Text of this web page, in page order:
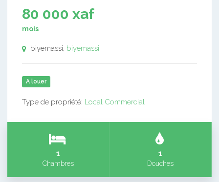
80 000 xaf
mois
biyemassi, biyemassi
A louer
Type de propriété: Local Commercial
1
Chambres
1
Douches